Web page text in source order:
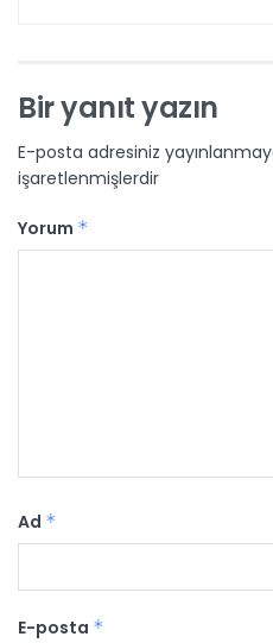
Bir yanıt yazın
E-posta adresiniz
işaretlenmişlerdir
Yorum *
Ad *
E-posta *